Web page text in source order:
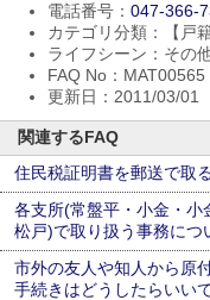
電話番号： 047-366-
カテゴリ分類：【戸
ライフシーン：その
FAQ No：MAT00565
更新日：2011/03/01
関連するFAQ
住民税証明書を郵送で取
各支所(常盤平・小金・小
松戸)で取り扱う事務につ
市外の友人や知人から原
手続きはどうしたらいいで